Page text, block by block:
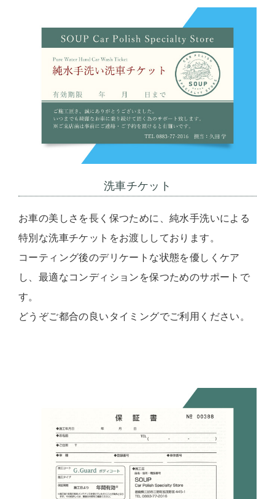
洗車チケット
お車の美しさを長く保つために、純水手洗いによる
特別な洗車チケットをお渡ししております。
コーティング後のデリケートな状態を優しくケア
し、最適なコンディションを保つためのサポートで
す。
どうぞご都合の良いタイミングでご利用ください。